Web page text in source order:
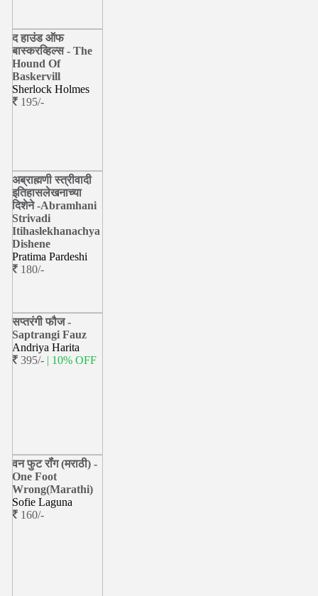
द हाउंड ऑफ
बास्करव्हिल्स - The
Hound Of
Baskervill
Sherlock Holmes
195/-
अब्राह्मणी स्त्रीवादी
इतिहासलेखनाच्या
दिशेने -Abramhani
Strivadi
Itihaslekhanachya
Dishene
Pratima Pardeshi
180/-
सप्तरंगी फौज -
Saptrangi Fauz
Andriya Harita
395/- | 10% OFF
वन फुट रॉंग (मराठी) -
One Foot
Wrong(Marathi)
Sofie Laguna
160/-